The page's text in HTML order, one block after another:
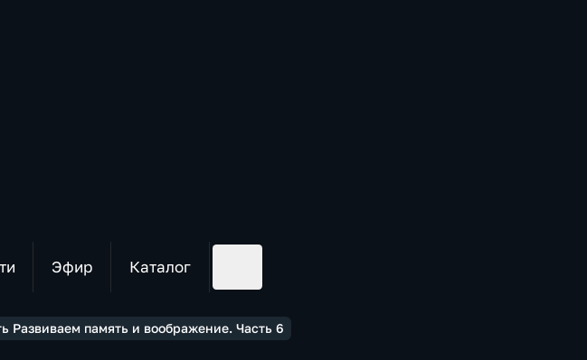
Эфир Каталог
Развиваем память и воображение. Часть 6